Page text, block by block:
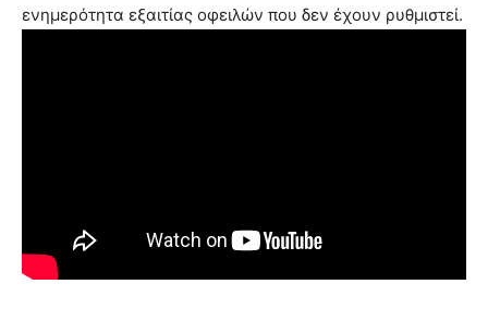
ενημερότητα εξαιτίας οφειλών που δεν έχουν ρυθμιστεί.